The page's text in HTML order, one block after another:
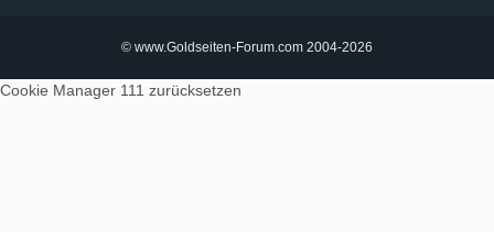
© www.Goldseiten-Forum.com 2004-2026
Cookie Manager 111 zurücksetzen